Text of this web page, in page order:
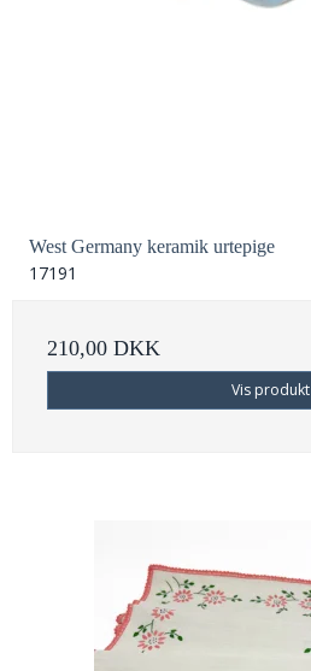
West Germany keramik urtepige
17191
210,00 DKK
Vis produkt